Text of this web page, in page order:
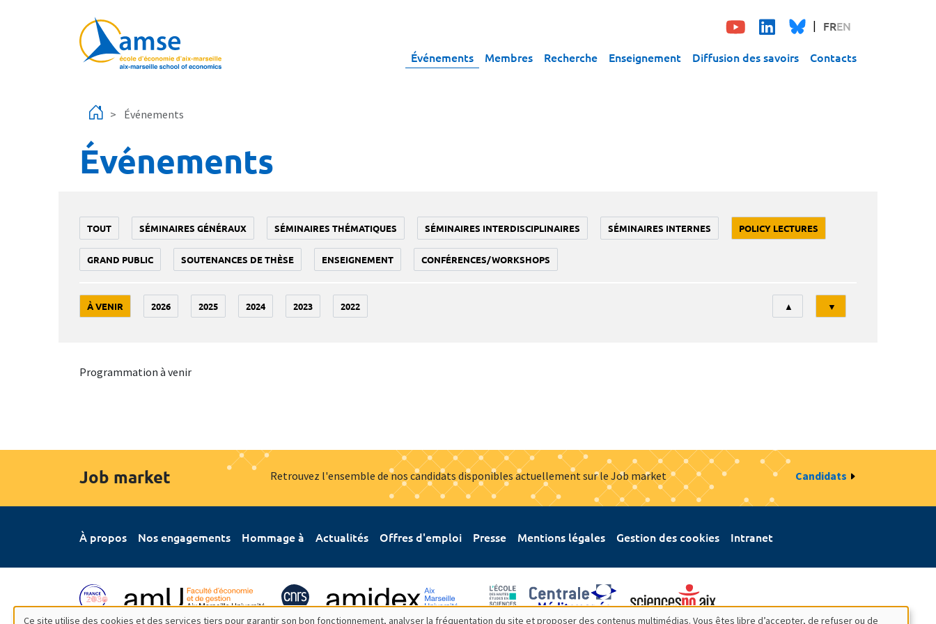
FREN
Événements Membres Recherche Enseignement Diffusion des savoirs Contacts
Événements
Événements
TOUT SÉMINAIRES GÉNÉRAUX SÉMINAIRES THÉMATIQUES SÉMINAIRES INTERDISCIPLINAIRES SÉMINAIRES INTERNES POLICY LECTURES
GRAND PUBLIC SOUTENANCES DE THÈSE ENSEIGNEMENT CONFÉRENCES/WORKSHOPS
À VENIR 2026 2025 2024 2023 2022
Tri
▲ ▼
Programmation à venir
Job market Retrouvez l'ensemble de nos candidats disponibles actuellement sur le Job market Candidats
À propos Nos engagements Hommage à Actualités Offres d'emploi Presse Mentions légales Gestion des cookies Intranet
Ce site utilise des cookies et des services tiers pour garantir son bon fonctionnement, analyser la fréquentation du site et proposer des contenus multimédias. Vous êtes libre d’accepter, de refuser ou de